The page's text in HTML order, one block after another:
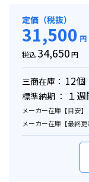
定価（税抜）
31,500 円
税込 34,650円
三商在庫： 12個
標準納期 ： １
メーカー在庫【目安】
メーカー在庫【最終